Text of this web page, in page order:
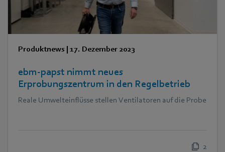
Produktnews | 17. Dezember 2023
ebm‑papst nimmt neues
Erprobungszentrum in den Regelbetrieb
Reale Umwelteinflüsse stellen Ventilatoren auf die Probe
2